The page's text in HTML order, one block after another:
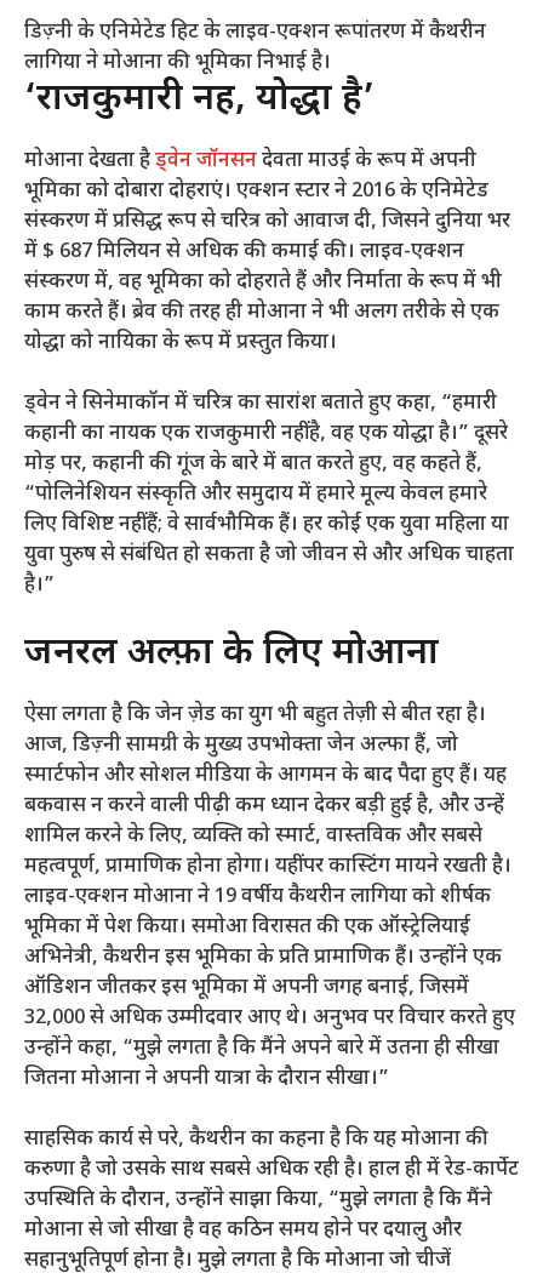
डिज़्नी के एनिमेटेड हिट के लाइव-एक्शन रूपांतरण में कैथरीन
लागिया ने मोआना की भूमिका निभाई है।
‘राजकुमारी नहीं, योद्धा है’
मोआना देखता हैड्वेन जॉनसनदेवता माउई के रूप में अपनी
भूमिका को दोबारा दोहराएं। एक्शन स्टार ने 2016 के एनिमेटेड
संस्करण में प्रसिद्ध रूप से चरित्र को आवाज दी, जिसने दुनिया भर
में $ 687 मिलियन से अधिक की कमाई की। लाइव-एक्शन
संस्करण में, वह भूमिका को दोहराते हैं और निर्माता के रूप में भी
काम करते हैं। ब्रेव की तरह ही मोआना ने भी अलग तरीके से एक
योद्धा को नायिका के रूप में प्रस्तुत किया।
ड्वेन ने सिनेमाकॉन में चरित्र का सारांश बताते हुए कहा, “हमारी
कहानी का नायक एक राजकुमारी नहीं है, वह एक योद्धा है।” दूसरे
मोड़ पर, कहानी की गूंज के बारे में बात करते हुए, वह कहते हैं,
“पोलिनेशियन संस्कृति और समुदाय में हमारे मूल्य केवल हमारे
लिए विशिष्ट नहीं हैं; वे सार्वभौमिक हैं। हर कोई एक युवा महिला या
युवा पुरुष से संबंधित हो सकता है जो जीवन से और अधिक चाहता
है।”
जनरल अल्फ़ा के लिए मोआना
ऐसा लगता है कि जेन ज़ेड का युग भी बहुत तेज़ी से बीत रहा है।
आज, डिज़्नी सामग्री के मुख्य उपभोक्ता जेन अल्फा हैं, जो
स्मार्टफोन और सोशल मीडिया के आगमन के बाद पैदा हुए हैं। यह
बकवास न करने वाली पीढ़ी कम ध्यान देकर बड़ी हुई है, और उन्हें
शामिल करने के लिए, व्यक्ति को स्मार्ट, वास्तविक और सबसे
महत्वपूर्ण, प्रामाणिक होना होगा। यहीं पर कास्टिंग मायने रखती है।
लाइव-एक्शन मोआना ने 19 वर्षीय कैथरीन लागिया को शीर्षक
भूमिका में पेश किया। समोआ विरासत की एक ऑस्ट्रेलियाई
अभिनेत्री, कैथरीन इस भूमिका के प्रति प्रामाणिक हैं। उन्होंने एक
ऑडिशन जीतकर इस भूमिका में अपनी जगह बनाई, जिसमें
32,000 से अधिक उम्मीदवार आए थे। अनुभव पर विचार करते हुए
उन्होंने कहा, “मुझे लगता है कि मैंने अपने बारे में उतना ही सीखा
जितना मोआना ने अपनी यात्रा के दौरान सीखा।”
साहसिक कार्य से परे, कैथरीन का कहना है कि यह मोआना की
करुणा है जो उसके साथ सबसे अधिक रही है। हाल ही में रेड-कार्पेट
उपस्थिति के दौरान, उन्होंने साझा किया, “मुझे लगता है कि मैंने
मोआना से जो सीखा है वह कठिन समय होने पर दयालु और
सहानुभूतिपूर्ण होना है। मुझे लगता है कि मोआना जो चीजें